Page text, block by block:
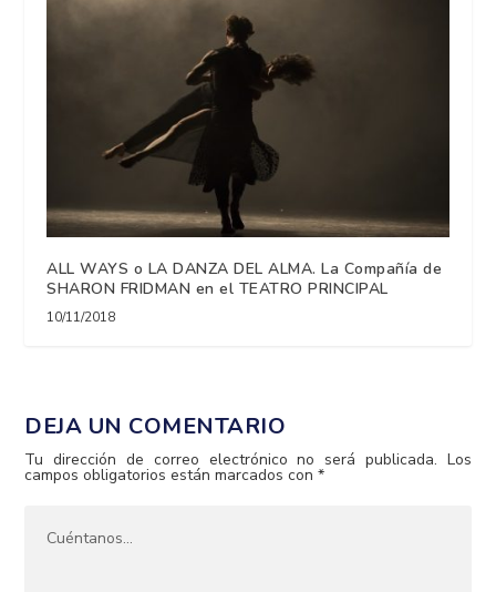
ALL WAYS o LA DANZA DEL ALMA. La Compañía de
SHARON FRIDMAN en el TEATRO PRINCIPAL
10/11/2018
DEJA UN COMENTARIO
Tu dirección de correo electrónico no será publicada. Los
campos obligatorios están marcados con*